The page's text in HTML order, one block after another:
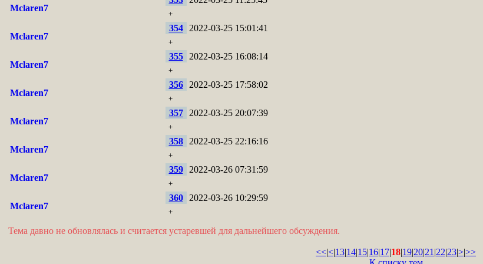
Mclaren7
+
Mclaren7
354 2022-03-25 15:01:41
+
Mclaren7
355 2022-03-25 16:08:14
+
Mclaren7
356 2022-03-25 17:58:02
+
Mclaren7
357 2022-03-25 20:07:39
+
Mclaren7
358 2022-03-25 22:16:16
+
Mclaren7
359 2022-03-26 07:31:59
+
Mclaren7
360 2022-03-26 10:29:59
+
Тема давно не обновлялась и считается устаревшей для дальнейшего обсуждения.
<<|<|13|14|15|16|17|18|19|20|21 |22|23|>|>>